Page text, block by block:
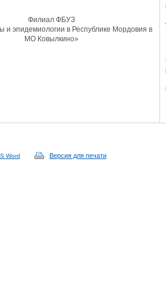
Филиал ФБУЗ
и эпидемиологии в Республике Мордовия в
МО Ковылкино»
Word Версия для печати